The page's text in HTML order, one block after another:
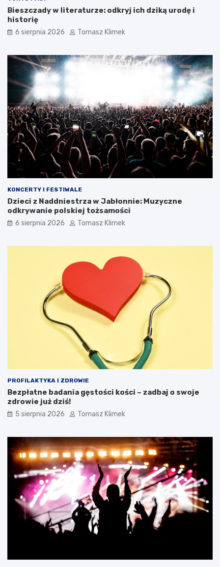
Bieszczady w literaturze: odkryj ich dziką urodę i
historię
6 sierpnia 2026 Tomasz Klimek
KONCERTY I FESTIWALE
Dzieci z Naddniestrza w Jabłonnie: Muzyczne
odkrywanie polskiej tożsamości
6 sierpnia 2026 Tomasz Klimek
PROFILAKTYKA I ZDROWIE
Bezpłatne badania gęstości kości – zadbaj o swoje
zdrowie już dziś!
5 sierpnia 2026 Tomasz Klimek